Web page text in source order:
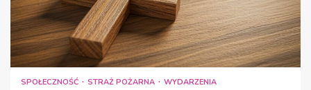
SPOŁECZNOŚĆ STRAŻ POŻARNA WYDARZENIA